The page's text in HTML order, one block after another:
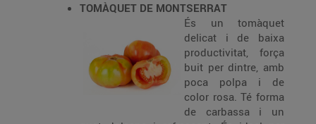
TOMÀQUET DE MONTSERRAT
És un tomàquet
delicat i de baixa
productivitat, força
buit per dintre, amb
poca polpa i de
color rosa. Té forma
de carbassa i un